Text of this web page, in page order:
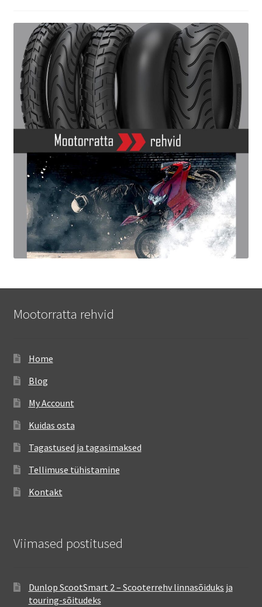
Mootorratta rehvid
Home
Blog
My Account
Kuidas osta
Tagastused ja tagasimaksed
Tellimuse tühistamine
Kontakt
Viimased postitused
Dunlop ScootSmart 2 – Scooterrehv linnasõiduks ja
touring-sõitudeks